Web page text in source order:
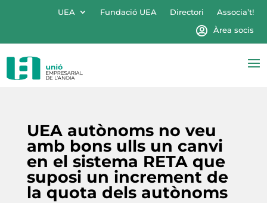
UEA Fundació UEA Directori
Associa’t!
Àrea socis
UEA autònoms no veu
amb bons ulls un canvi
en el sistema RETA que
suposi un increment de
la quota dels autònoms